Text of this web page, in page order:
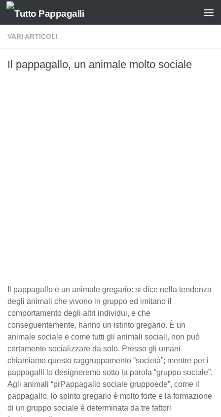
Salta al contenuto
VARI ARTICOLI
Il pappagallo, un animale molto sociale
Il pappagallo è un animale gregario: si dice nella tendenza
degli animali che vivono in gruppo ed imitano il
comportamento degli altri individui, e che
conseguentemente, hanno un istinto gregario. È un
animale sociale e come tutti gli animali sociali, non può
certamente socializzare da solo. Presso gli umani
chiamiamo questo raggruppamento “società”; mentre per i
pappagalli lo designeremo sotto la parola “gruppo sociale”.
Agli animali “prPappagallo sociale gruppoede”, come il
pappagallo, lo spirito gregario è molto forte e la formazione
di un gruppo sociale è determinata da tre fattori